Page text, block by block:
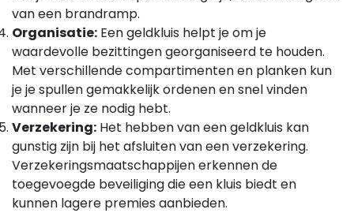
van een brandramp.
Organisatie: Een geldkluis helpt je om je
waardevolle bezittingen georganiseerd te houden.
Met verschillende compartimenten en planken kun
je je spullen gemakkelijk ordenen en snel vinden
wanneer je ze nodig hebt.
Verzekering: Het hebben van een geldkluis kan
gunstig zijn bij het afsluiten van een verzekering.
Verzekeringsmaatschappijen erkennen de
toegevoegde beveiliging die een kluis biedt en
kunnen lagere premies aanbieden.